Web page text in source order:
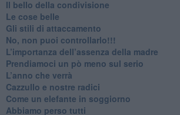
​Il bello della condivisione
Le cose belle
​Gli stili di attaccamento
No, non puoi controllarlo!!!
​L’importanza dell’assenza della madre
​Prendiamoci un pò meno sul serio
​L’anno che verrà
​Cazzullo e nostre radici
​Come un elefante in soggiorno
​Abbiamo perso tutti